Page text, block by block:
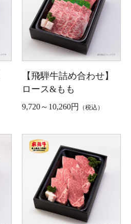
【飛騨牛詰め合わせ】
ロース&もも
9,720～10,260円 （税込）